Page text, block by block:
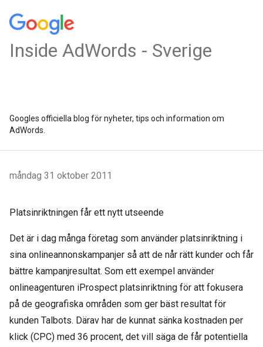
Inside AdWords - Sverige
Googles officiella blog för nyheter, tips och information om
AdWords.
måndag 31 oktober 2011
Platsinriktningen får ett nytt utseende
Det är i dag många företag som använder platsinriktning i
sina onlineannonskampanjer så att de når rätt kunder och får
bättre kampanjresultat. Som ett exempel använder
onlineagenturen iProspect platsinriktning för att fokusera
på de geografiska områden som ger bäst resultat för
kunden Talbots. Därav har de kunnat sänka kostnaden per
klick (CPC) med 36 procent, det vill säga de får potentiella